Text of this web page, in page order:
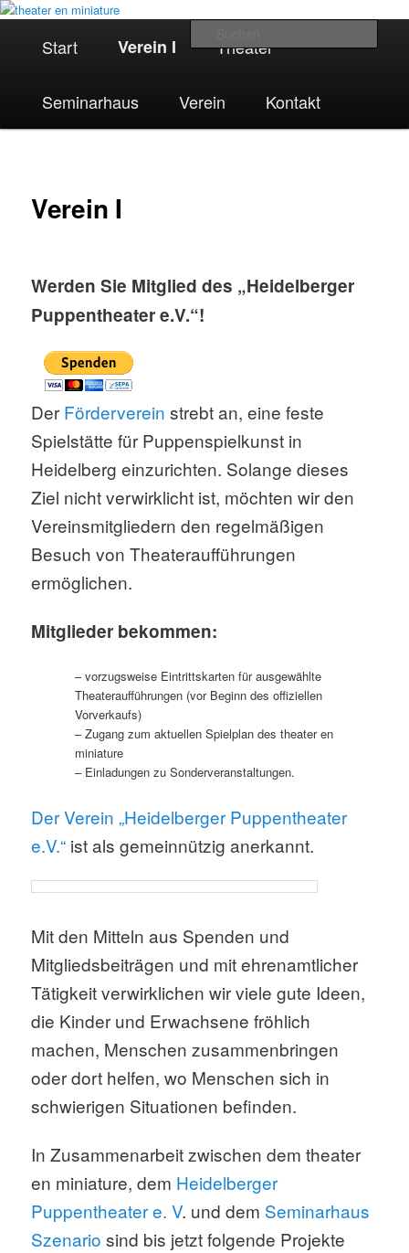
Zum mobiles Puppen- und Figurentheater | Seminarhaus Szenario |
Heidelberger Puppentheater e.V.
Start Verein I Theater
Seminarhaus Verein Kontakt
Verein I
Werden Sie Mitglied des „Heidelberger
Puppentheater e.V.“!
Der Förderverein strebt an, eine feste
Spielstätte für Puppenspielkunst in
Heidelberg einzurichten. Solange dieses
Ziel nicht verwirklicht ist, möchten wir den
Vereinsmitgliedern den regelmäßigen
Besuch von Theateraufführungen
ermöglichen.
Mitglieder bekommen:
– vorzugsweise Eintrittskarten für ausgewählte
Theateraufführungen (vor Beginn des offiziellen
Vorverkaufs)
– Zugang zum aktuellen Spielplan des theater en
miniature
– Einladungen zu Sonderveranstaltungen.
Der Verein „Heidelberger Puppentheater
e.V.“ ist als gemeinnützig anerkannt.
Mit den Mitteln aus Spenden und
Mitgliedsbeiträgen und mit ehrenamtlicher
Tätigkeit verwirklichen wir viele gute Ideen,
die Kinder und Erwachsene fröhlich
machen, Menschen zusammenbringen
oder dort helfen, wo Menschen sich in
schwierigen Situationen befinden.
In Zusammenarbeit zwischen dem theater
en miniature, dem Heidelberger
Puppentheater e. V. und dem Seminarhaus
Szenario sind bis jetzt folgende Projekte